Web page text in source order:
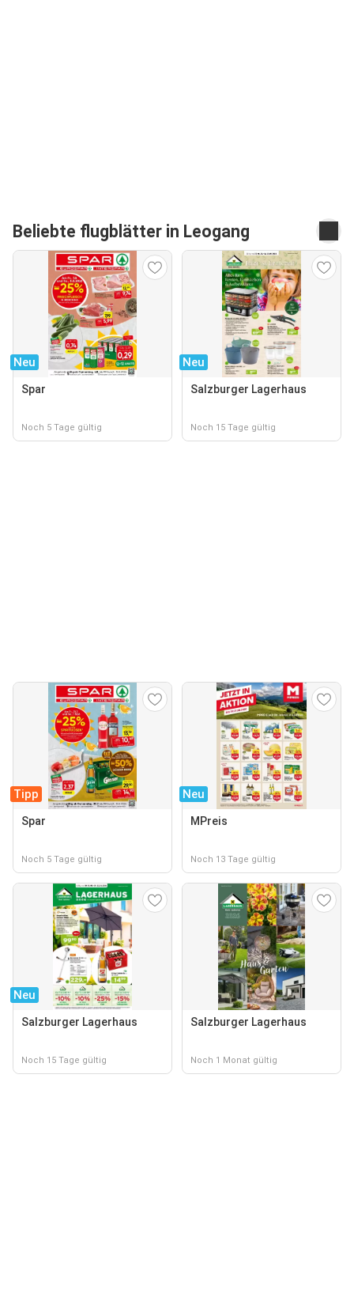
Beliebte flugblätter in Leogang
Neu
Spar
Noch 5 Tage gültig
Neu
Salzburger Lagerhaus
Noch 15 Tage gültig
Tipp
Spar
Noch 5 Tage gültig
Neu
MPreis
Noch 13 Tage gültig
Neu
Salzburger Lagerhaus
Noch 15 Tage gültig
Salzburger Lagerhaus
Noch 1 Monat gültig